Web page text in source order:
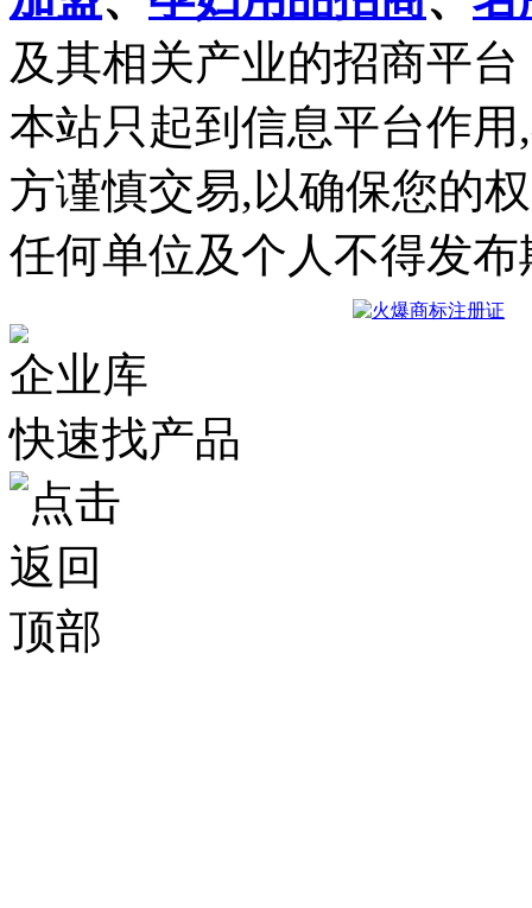
及其相关产业的招商平台
本站只起到信息平台作
方谨慎交易,以确保您的
任何单位及个人不得发
企业库
快速找产品